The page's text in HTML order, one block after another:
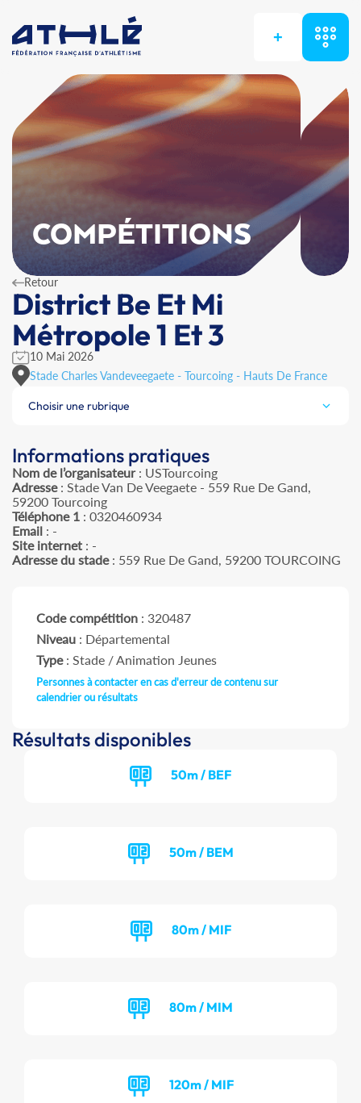
+
COMPÉTITIONS
Retour
District Be Et Mi
Métropole 1 Et 3
10 Mai 2026
Stade Charles Vandeveegaete - Tourcoing - Hauts De France
Choisir une rubrique
Informations pratiques
Nom de l’organisateur: USTourcoing
Adresse: Stade Van De Veegaete - 559 Rue De Gand,
59200 Tourcoing
Téléphone 1 : 0320460934
Email : -
Site internet : -
Adresse du stade: 559 Rue De Gand, 59200 TOURCOING
Code compétition : 320487
Niveau : Départemental
Type: Stade / Animation Jeunes
Personnes à contacter en cas d'erreur de contenu sur
calendrier ou résultats
Résultats disponibles
50m / BEF
50m / BEM
80m / MIF
80m / MIM
120m / MIF